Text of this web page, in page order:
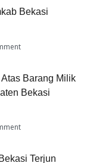
Bekasi
Barang Milik
Bekasi
Terjun